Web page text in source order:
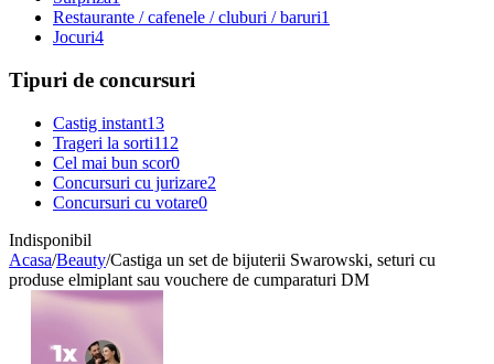
Restaurante / cafenele / cluburi / baruri1
Jocuri4
Tipuri de concursuri
Castig instant13
Trageri la sorti112
Cel mai bun scor0
Concursuri cu jurizare2
Concursuri cu votare0
Indisponibil
Acasa/Beauty/Castiga un set de bijuterii Swarowski, seturi cu
produse elmiplant sau vouchere de cumparaturi DM